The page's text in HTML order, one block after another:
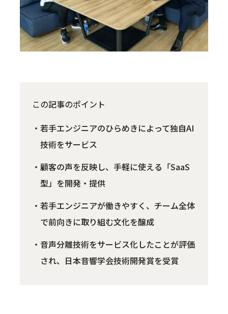
この記事のポイント
若手エンジニアのひらめきによって独自AI
技術をサービス
顧客の声を反映し、手軽に使える「SaaS
型」を開発・提供
若手エンジニアが働きやすく、チーム全体
で前向きに取り組む文化を醸成
音声分離技術をサービス化したことが評価
され、日本音響学会技術開発賞を受賞